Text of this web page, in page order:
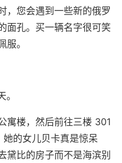
，您会遇到一些新的俄罗
面孔。买一辆名字很可笑
。
寓楼，然后前往三楼 301
的女儿贝卡真是惊呆
黛比的房子而不是海滨别